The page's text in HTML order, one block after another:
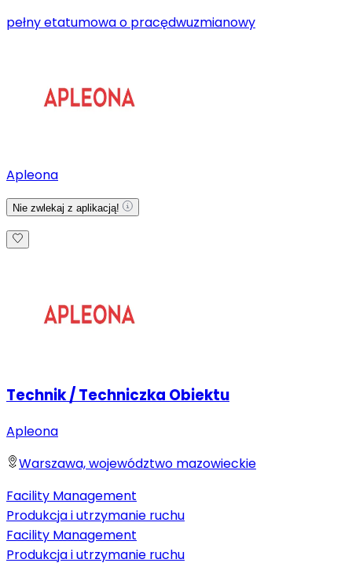
pełny etatumowa o pracędwuzmianowy
Apleona
Nie zwlekaj z aplikacją!
Technik / Techniczka Obiektu
Apleona
Warszawa, województwo mazowieckie
Facility Management
Produkcja i utrzymanie ruchu
Facility Management
Produkcja i utrzymanie ruchu